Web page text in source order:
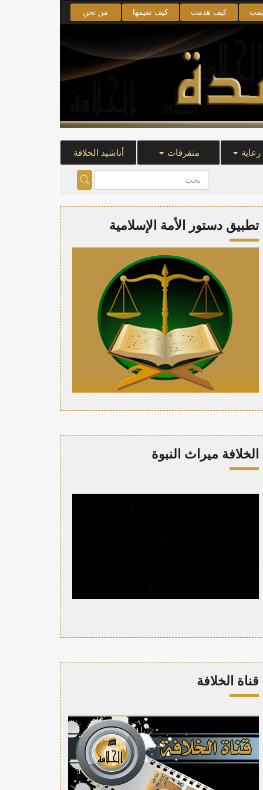
كيف هدمت كيف نقيمها من نحن
متفرقات أناشيد الخلافة
تطبيق دستور الأمة الإسلامية
الخلافة ميراث النبوة
قناة الخلافة